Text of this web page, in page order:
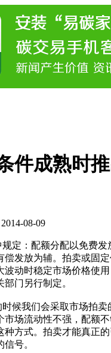
件成熟时
08-09
定：配额分配以免费发
偿发放为辅。拍卖或固
波动时稳定市场价格使
门另行制定。
候我们会采取市场拍卖
市场流动性不强，配额
种方式。拍卖才能真正
号。